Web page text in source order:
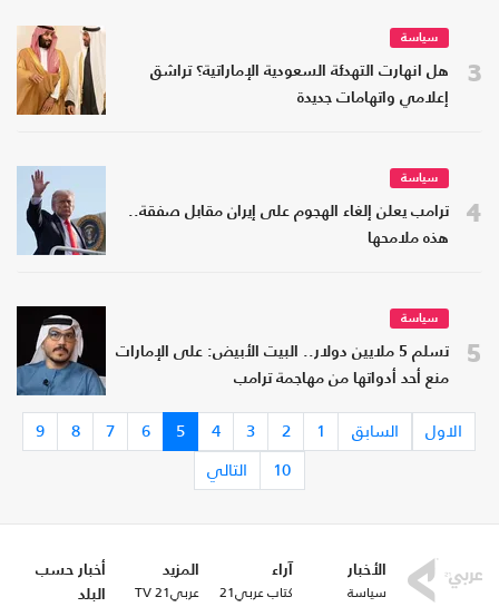
3
سياسة
هل انهارت التهدئة السعودية الإماراتية؟ تراشق
إعلامي واتهامات جديدة
4
سياسة
ترامب يعلن إلغاء الهجوم على إيران مقابل صفقة..
هذه ملامحها
5
سياسة
تسلم 5 ملايين دولار.. البيت الأبيض: على الإمارات
منع أحد أدواتها من مهاجمة ترامب
الاول السابق 1
2
3
4
5
6
7
8
9
10
التالي
الأخبار
سياسة
آراء
كتاب عربي21
المزيد
عربي21 TV
أخبار حسب
البلد